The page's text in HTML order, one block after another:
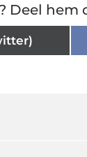
Deel hem